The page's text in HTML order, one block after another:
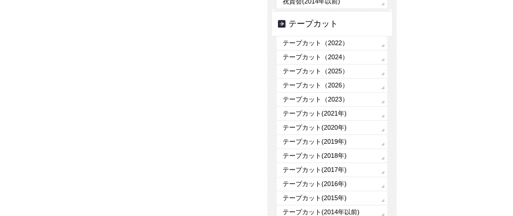
テープカット
テープカット（2022）
テープカット（2024）
テープカット（2025）
テープカット（2026）
テープカット（2023）
テープカット(2021年)
テープカット(2020年)
テープカット(2019年)
テープカット(2018年)
テープカット(2017年)
テープカット(2016年)
テープカット(2015年)
テープカット(2014年以前)